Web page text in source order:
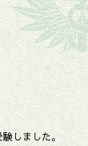
しました。